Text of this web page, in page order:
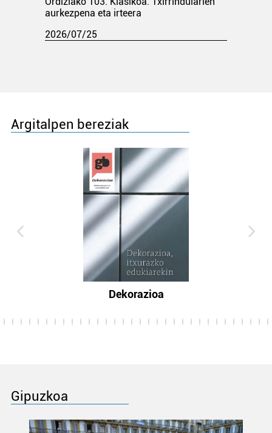
aurkezpena eta irteera
2026/07/25
Argitalpen bereziak
Dekorazioa
Gipuzkoa